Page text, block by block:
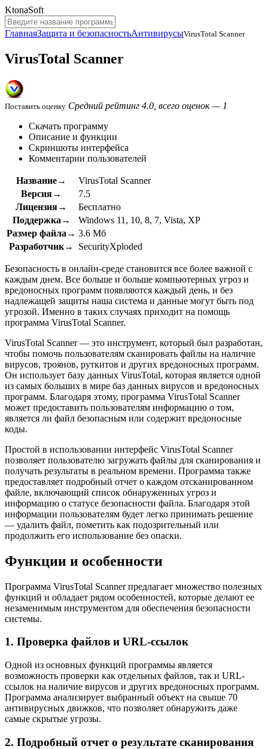
KtonaSoft
ГлавнаяЗащита и безопасностьАнтивирусыVirusTotal Scanner
VirusTotal Scanner
Поставить оценку Средний рейтинг 4.0, всего оценок — 1
Скачать программу
Описание и функции
Скриншоты интерфейса
Комментарии пользователей
Название→
VirusTotal Scanner
Версия→
7.5
Лицензия→
Бесплатно
Поддержка→
Windows 11, 10, 8, 7, Vista, XP
Размер файла→ 3.6 Мб
Разработчик→
SecurityXploded
Безопасность в онлайн-среде становится все более важной с
каждым днем. Все больше и больше компьютерных угроз и
вредоносных программ появляются каждый день, и без
надлежащей защиты наша система и данные могут быть под
угрозой. Именно в таких случаях приходит на помощь
программа VirusTotal Scanner.
VirusTotal Scanner — это инструмент, который был разработан,
чтобы помочь пользователям сканировать файлы на наличие
вирусов, троянов, руткитов и других вредоносных программ.
Он использует базу данных VirusTotal, которая является одной
из самых больших в мире баз данных вирусов и вредоносных
программ. Благодаря этому, программа VirusTotal Scanner
может предоставить пользователям информацию о том,
является ли файл безопасным или содержит вредоносные
коды.
Простой в использовании интерфейс VirusTotal Scanner
позволяет пользователю загружать файлы для сканирования и
получать результаты в реальном времени. Программа также
предоставляет подробный отчет о каждом отсканированном
файле, включающий список обнаруженных угроз и
информацию о статусе безопасности файла. Благодаря этой
информации пользователям будет легко принимать решение
— удалить файл, пометить как подозрительный или
продолжить его использование без опаски.
Функции и особенности
Программа VirusTotal Scanner предлагает множество полезных
функций и обладает рядом особенностей, которые делают ее
незаменимым инструментом для обеспечения безопасности
системы.
1. Проверка файлов и URL-ссылок
Одной из основных функций программы является
возможность проверки как отдельных файлов, так и URL-
ссылок на наличие вирусов и других вредоносных программ.
Программа анализирует выбранный объект на свыше 70
антивирусных движков, что позволяет обнаружить даже
самые скрытые угрозы.
2. Подробный отчет о результате сканирования